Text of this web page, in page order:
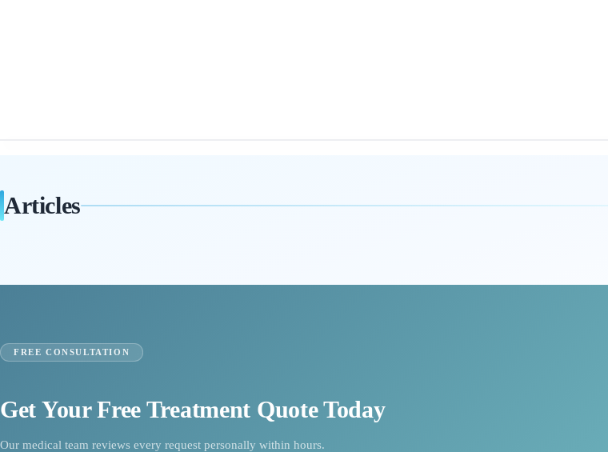
Articles
FREE CONSULTATION
Get Your Free Treatment Quote Today
Our medical team reviews every request personally within hours.